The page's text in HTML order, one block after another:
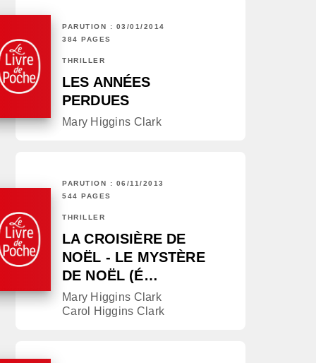
PARUTION : 03/01/2014
384 PAGES
THRILLER
LES ANNÉES
PERDUES
Mary Higgins Clark
PARUTION : 06/11/2013
544 PAGES
THRILLER
LA CROISIÈRE DE
NOËL - LE MYSTÈRE
DE NOËL (É…
Mary Higgins Clark
Carol Higgins Clark